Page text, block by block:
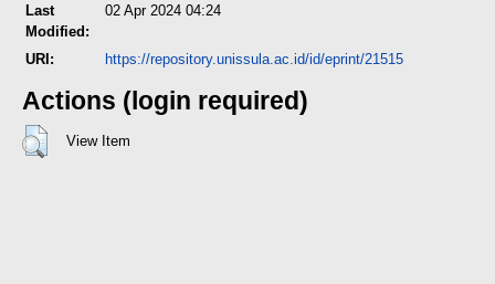
Last
Modified:
02 Apr 2024 04:24
URI: https://repository.unissula.ac.id/id/eprint/21515
Actions (login required)
View Item